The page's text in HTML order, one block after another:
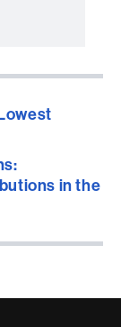
in the